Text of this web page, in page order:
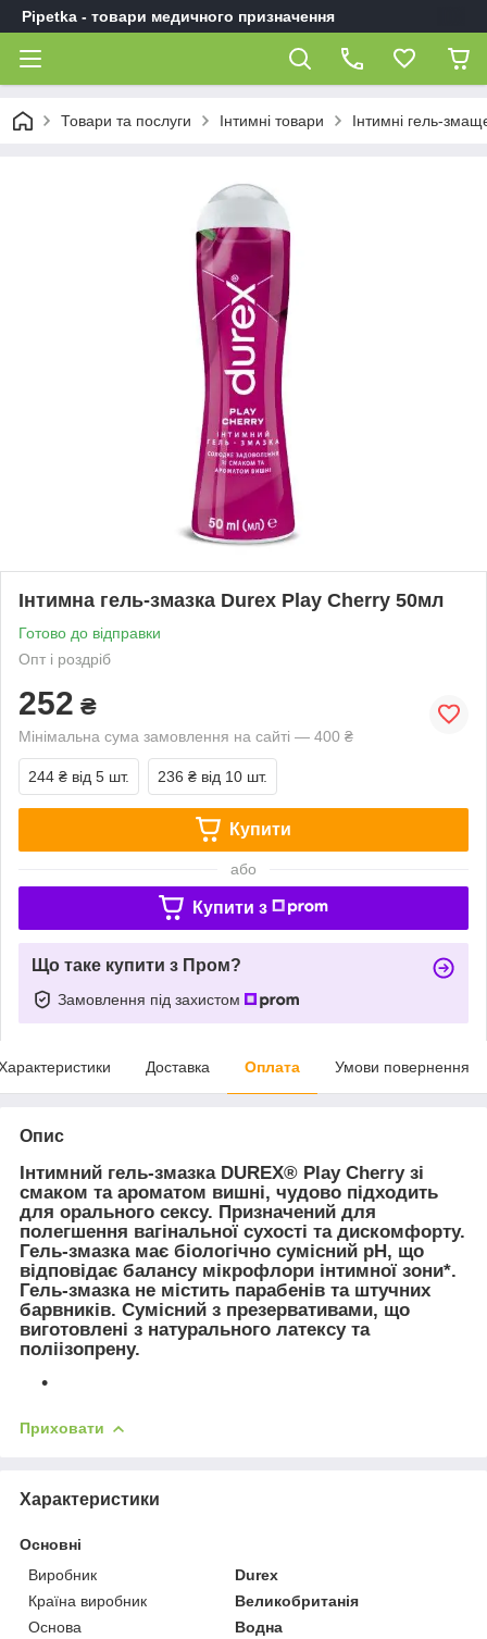
Pipetka - товари медичного призначення
Товари та послуги Інтимні товари Інтимні гель-
Інтимна гель-змазка Durex Play Cherry 50мл
Готово до відправки
Опт і роздріб
252 ₴
Мінімальна сума замовлення на сайті — 400 ₴
244 ₴ від 5 шт. 236 ₴ від 10 шт.
Купити
або
Купити з
Що таке купити з Пром?
Замовлення під захистом
Доставка Оплата Умови повернення
Опис
Інтимний гель-змазка DUREX® Play Cherry зі
смаком та ароматом вишні, чудово підходить
для орального сексу. Призначений для
полегшення вагінальної сухості та дискомфорту.
Гель-змазка має біологічно сумісний pH, що
відповідає балансу мікрофлори інтимної зони*.
Гель-змазка не містить парабенів та штучних
барвників. Сумісний з презервативами, що
виготовлені з натурального латексу та
поліізопрену.
Приховати
Характеристики
Основні
Виробник
Durex
Країна виробник
Великобританія
Основа
Водна